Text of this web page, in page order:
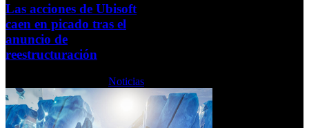
Las acciones de Ubisoft
caen en picado tras el
anuncio de
reestructuración
Noticias